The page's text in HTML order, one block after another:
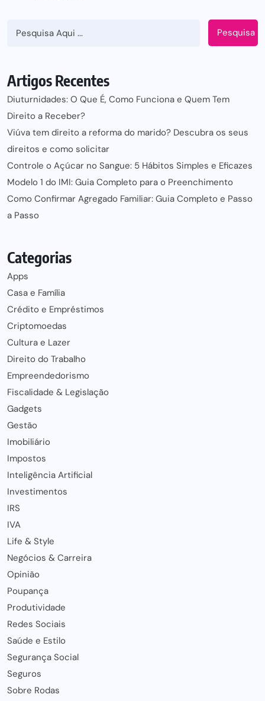
Pesquisa
Artigos Recentes
Diuturnidades: O Que É, Como Funciona e Quem Tem
Direito a Receber?
Viúva tem direito a reforma do marido? Descubra os seus
direitos e como solicitar
Controle o Açúcar no Sangue: 5 Hábitos Simples e Eficazes
Modelo 1 do IMI: Guia Completo para o Preenchimento
Como Confirmar Agregado Familiar: Guia Completo e Passo
a Passo
Categorias
Apps
Casa e Família
Crédito e Empréstimos
Criptomoedas
Cultura e Lazer
Direito do Trabalho
Empreendedorismo
Fiscalidade & Legislação
Gadgets
Gestão
Imobiliário
Impostos
Inteligência Artificial
Investimentos
IRS
IVA
Life & Style
Negócios & Carreira
Opinião
Poupança
Produtividade
Redes Sociais
Saúde e Estilo
Segurança Social
Seguros
Sobre Rodas